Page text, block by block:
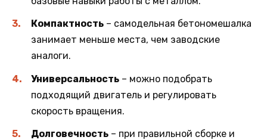
Компактность – самодельная бетономешалка
занимает меньше места, чем заводские
аналоги.
Универсальность – можно подобрать
подходящий двигатель и регулировать
скорость вращения.
Долговечность – при правильной сборке и